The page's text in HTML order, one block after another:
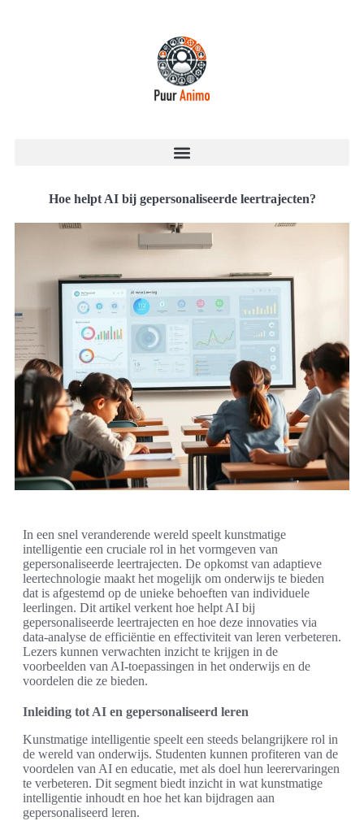
Hoe helpt AI bij gepersonaliseerde leertrajecten?
In een snel veranderende wereld speelt kunstmatige
intelligentie een cruciale rol in het vormgeven van
gepersonaliseerde leertrajecten. De opkomst van adaptieve
leertechnologie maakt het mogelijk om onderwijs te bieden
dat is afgestemd op de unieke behoeften van individuele
leerlingen. Dit artikel verkent hoe helpt AI bij
gepersonaliseerde leertrajecten en hoe deze innovaties via
data-analyse de efficiëntie en effectiviteit van leren verbeteren.
Lezers kunnen verwachten inzicht te krijgen in de
voorbeelden van AI-toepassingen in het onderwijs en de
voordelen die ze bieden.
Inleiding tot AI en gepersonaliseerd leren
Kunstmatige intelligentie speelt een steeds belangrijkere rol in
de wereld van onderwijs. Studenten kunnen profiteren van de
voordelen van AI en educatie, met als doel hun leerervaringen
te verbeteren. Dit segment biedt inzicht in wat kunstmatige
intelligentie inhoudt en hoe het kan bijdragen aan
gepersonaliseerd leren.